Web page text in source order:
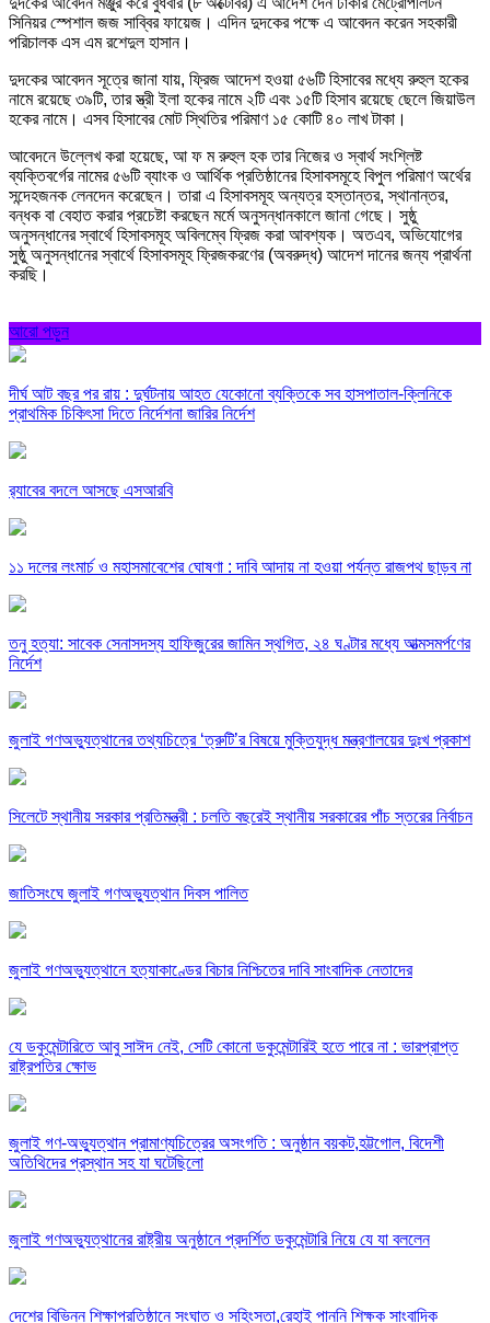
সিনিয়র স্পেশাল জজ সাব্বির ফায়েজ। এদিন দুদকের পক্ষে এ আবেদন করেন সহকারী
পরিচালক এস এম রশেদুল হাসান।
দুদকের আবেদন সূত্রে জানা যায়, ফ্রিজ আদেশ হওয়া ৫৬টি হিসাবের মধ্যে রুহুল হকের
নামে রয়েছে ৩৯টি, তার স্ত্রী ইলা হকের নামে ২টি এবং ১৫টি হিসাব রয়েছে ছেলে জিয়াউল
হকের নামে। এসব হিসাবের মোট স্থিতির পরিমাণ ১৫ কোটি ৪০ লাখ টাকা।
আবেদনে উল্লেখ করা হয়েছে, আ ফ ম রুহুল হক তার নিজের ও স্বার্থ সংশ্লিষ্ট
ব্যক্তিবর্গের নামের ৫৬টি ব্যাংক ও আর্থিক প্রতিষ্ঠানের হিসাবসমূহে বিপুল পরিমাণ অর্থের
সন্দেহজনক লেনদেন করেছেন। তারা এ হিসাবসমূহ অন্যত্র হস্তান্তর, স্থানান্তর,
বন্ধক বা বেহাত করার প্রচেষ্টা করছেন মর্মে অনুসন্ধানকালে জানা গেছে। সুষ্ঠু
অনুসন্ধানের স্বার্থে হিসাবসমূহ অবিলম্বে ফ্রিজ করা আবশ্যক। অতএব, অভিযোগের
সুষ্ঠু অনুসন্ধানের স্বার্থে হিসাবসমূহ ফ্রিজকরণের (অবরুদ্ধ) আদেশ দানের জন্য প্রার্থনা
করছি।
আরো পড়ুন
দীর্ঘ আট বছর পর রায় : দুর্ঘটনায় আহত যেকোনো ব্যক্তিকে সব হাসপাতাল-ক্লিনিকে
প্রাথমিক চিকিৎসা দিতে নির্দেশনা জারির নির্দেশ
র‍্যাবের বদলে আসছে এসআরবি
১১ দলের লংমার্চ ও মহাসমাবেশের ঘোষণা : দাবি আদায় না হওয়া পর্যন্ত রাজপথ ছাড়ব না
তনু হত্যা: সাবেক সেনাসদস্য হাফিজুরের জামিন স্থগিত, ২৪ ঘণ্টার মধ্যে আত্মসমর্পণের
নির্দেশ
জুলাই গণঅভ্যুত্থানের তথ্যচিত্রে ‘ত্রুটি’র বিষয়ে মুক্তিযুদ্ধ মন্ত্রণালয়ের দুঃখ প্রকাশ
সিলেটে স্থানীয় সরকার প্রতিমন্ত্রী : চলতি বছরেই স্থানীয় সরকারের পাঁচ স্তরের নির্বাচন
জাতিসংঘে জুলাই গণঅভ্যুত্থান দিবস পালিত
জুলাই গণঅভ্যুত্থানে হত্যাকাণ্ডের বিচার নিশ্চিতের দাবি সাংবাদিক নেতাদের
যে ডকুমেন্টারিতে আবু সাঈদ নেই, সেটি কোনো ডকুমেন্টারিই হতে পারে না : ভারপ্রাপ্ত
রাষ্ট্রপতির ক্ষোভ
জুলাই গণ-অভ্যুত্থান প্রামাণ্যচিত্রের অসংগতি : অনুষ্ঠান বয়কট,হট্টগোল, বিদেশী
অতিথিদের প্রস্থান সহ যা ঘটেছিলো
জুলাই গণঅভ্যুত্থানের রাষ্ট্রীয় অনুষ্ঠানে প্রদর্শিত ডকুমেন্টারি নিয়ে যে যা বললেন
দেশের বিভিন্ন শিক্ষাপ্রতিষ্ঠানে সংঘাত ও সহিংসতা,রেহাই পাননি শিক্ষক সাংবাদিক